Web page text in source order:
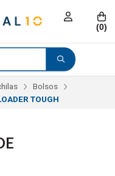
(0)
Bolsos
TOUGH